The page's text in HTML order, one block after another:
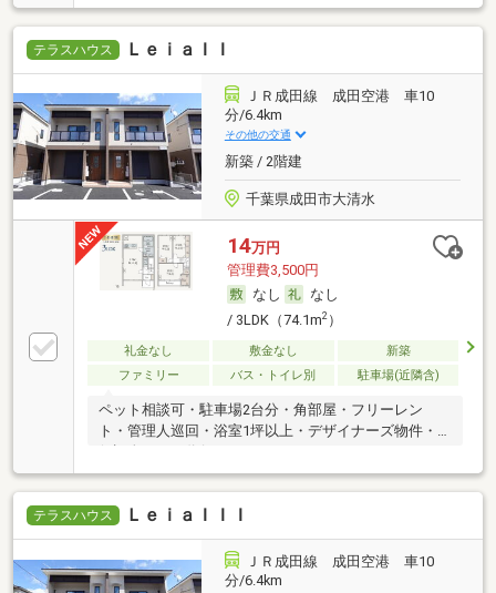
テラスハウス ＬｅｉａＩＩ
ＪＲ成田線 成田空港 車10
分/6.4km
その他の交通
新築 / 2階建
千葉県成田市大清水
14万円
管理費3,500円
なし
なし
/ 3LDK（74.1m2）
礼金なし 敷金なし
新築
ファミリー
バス・トイレ別 駐車場(近隣含)
ペット相談可・駐車場2台分・角部屋・フリーレン
ト・管理人巡回・浴室1坪以上・デザイナーズ物件・
テラスハウス ＬｅｉａＩＩＩ
ＪＲ成田線 成田空港 車10
分/6.4km